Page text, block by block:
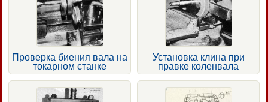
Проверка биения вала на
токарном станке
Установка клина при
правке коленвала